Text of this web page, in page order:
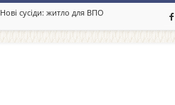
Нові сусіди: житло для ВПО